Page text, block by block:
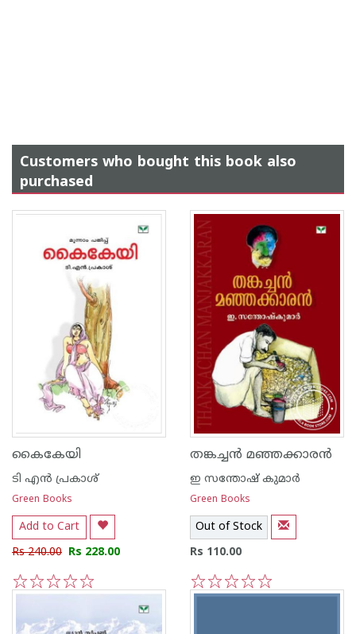
Customers who bought this book also
purchased
കൈകേയി
ടി എന്‍ പ്രകാശ്
Green Books
Add to Cart
Rs 240.00 Rs 228.00
5
4
3
2
1
തങ്കച്ച‌ന്‍ മഞ്ഞക്കാര‌ന്‍
ഇ സന്തോഷ് കുമാര്‍
Green Books
Out of Stock
Rs 110.00
5
4
3
2
1